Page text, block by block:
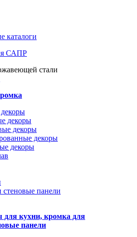
каталоги
САПР
декоры
декоры
декоры
декоры
кухни, кромка для
панели